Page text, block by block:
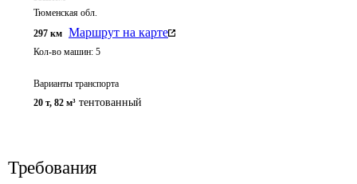
Тюменская обл.
297 км Маршрут на карте
Кол-во машин: 5
Варианты транспорта
20 т, 82 м³ тентованный
Требования